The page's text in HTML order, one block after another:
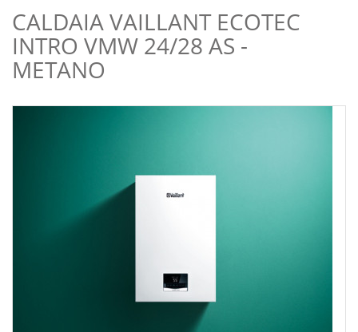
CALDAIA VAILLANT ECOTEC
INTRO VMW 24/28 AS -
METANO